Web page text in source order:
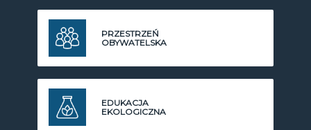
PRZESTRZEŃ
OBYWATELSKA
EDUKACJA
EKOLOGICZNA